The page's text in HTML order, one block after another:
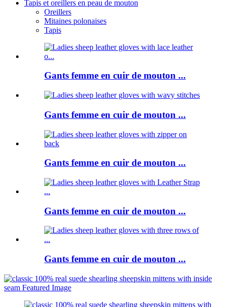
Tapis et oreillers en peau de mouton
Oreillers
Mitaines polonaises
Tapis
Gants femme en cuir de mouton ...
Gants femme en cuir de mouton ...
Gants femme en cuir de mouton ...
Gants femme en cuir de mouton ...
Gants femme en cuir de mouton ...